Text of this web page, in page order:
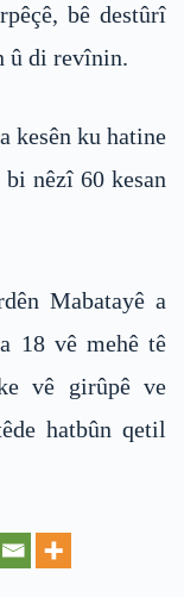
bê destûrî
û di revînin.
kesên ku hatine
nêzî 60 kesan
Mabatayê a
18 vê mehê tê
vê girûpê ve
hatbûn qetil